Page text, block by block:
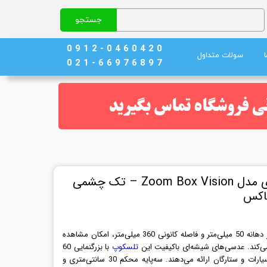
جستجو
سولات متداول
0 9 1 2 - 0 4 6 0 4 2 0
0 2 1 - 6 6 9 7 6 8 9 7
میکروسکوپ دانش آموزی مدل Zoom Box Vision – تک چشمی
تلسکوپ گالیله‌ای این مجموعه با قطر دهانه 50 میلی‌متر و فاصله کانونی 360 میلی‌متر، امکان مشاهده
می‌کند. عدسی‌های شیشه‌ای باکیفیت اینتلسکوپ
با بزرگنمایی 60
تا 90 برابر، تصاویری شفاف از ماه، سیارات و ستارگان ارائه می‌دهند. سه‌پایه محکم 30 سانتی‌متری و